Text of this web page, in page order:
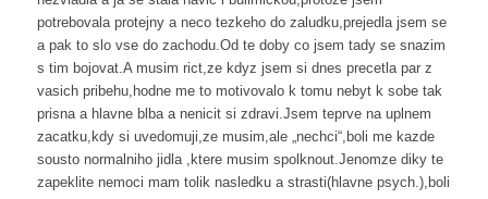
potrebovala protejny a neco tezkeho do zaludku,prejedla jsem se
a pak to slo vse do zachodu.Od te doby co jsem tady se snazim
s tim bojovat.A musim rict,ze kdyz jsem si dnes precetla par z
vasich pribehu,hodne me to motivovalo k tomu nebyt k sobe tak
prisna a hlavne blba a nenicit si zdravi.Jsem teprve na uplnem
zacatku,kdy si uvedomuji,ze musim,ale „nechci“,boli me kazde
sousto normalniho jidla ,ktere musim spolknout.Jenomze diky te
zapeklite nemoci mam tolik nasledku a strasti(hlavne psych.),boli